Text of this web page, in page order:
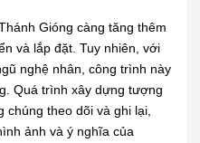
Gióng càng tăng thêm
và lắp đặt. Tuy nhiên, với
nghệ nhân, công trình này
Quá trình xây dựng tượng
theo dõi và ghi lại,
ảnh và ý nghĩa của